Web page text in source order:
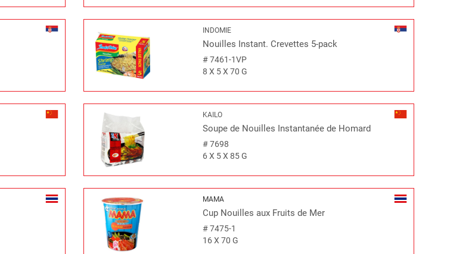
INDOMIE
Nouilles Instant. Crevettes 5-pack
#7461-1VP
8 X 5 X 70 G
KAILO
Soupe de Nouilles Instantanée de Homard
#7698
6 X 5 X 85 G
MAMA
Cup Nouilles aux Fruits de Mer
#7475-1
16 X 70 G